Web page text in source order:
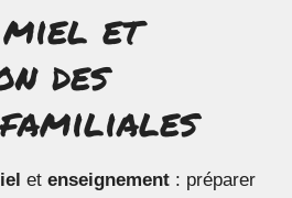
et
des
et enseignement : préparer